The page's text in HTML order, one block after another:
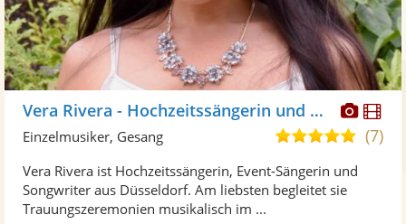
Vera Rivera - Hochzeitssängerin und Pianistin
4,9
5
(7)
Einzelmusiker, Gesang
Vera Rivera ist Hochzeitssängerin, Event-Sängerin und
Songwriter aus Düsseldorf. Am liebsten begleitet sie
Trauungszeremonien musikalisch im ...